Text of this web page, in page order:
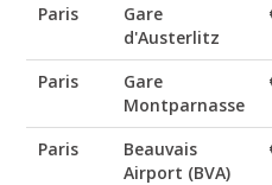
Paris
Gare
d'Austerlitz
Paris
Gare
Montparnasse
Paris
Beauvais
Airport (BVA)